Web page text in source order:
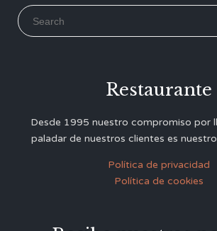
Search for:
Restaurante
Desde 1995 nuestro compromiso por
paladar de nuestros clientes es
Política de privacidad
Política de cookies